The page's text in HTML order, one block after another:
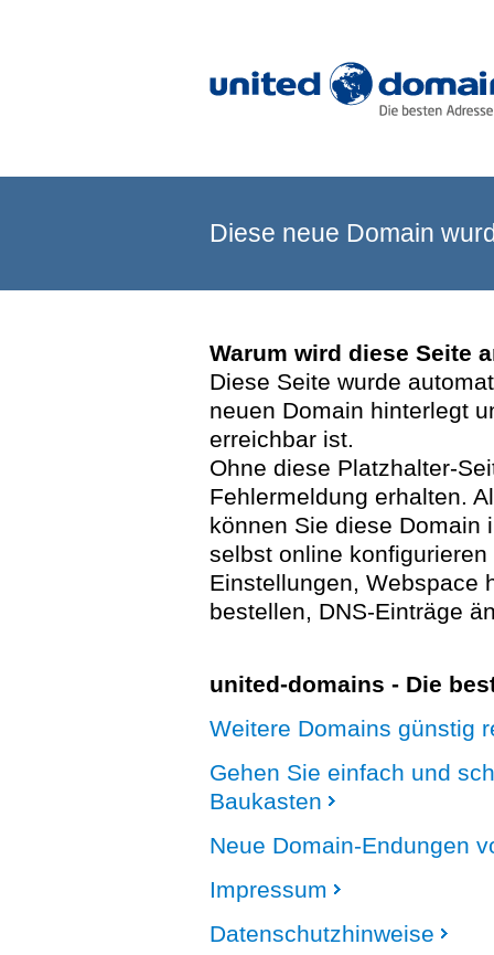
Diese neue Domain
Warum wird diese Seite
Diese Seite wurde
neuen Domain hinterlegt
erreichbar ist.
Ohne diese Platzhalter-
Fehlermeldung erhalten.
können Sie diese Domain
selbst online
Einstellungen, Webspace
bestellen, DNS-Einträge
united-domains - Die
Weitere Domains günstig
Gehen Sie einfach und
Baukasten
Neue Domain-Endungen
Impressum
Datenschutzhinweise